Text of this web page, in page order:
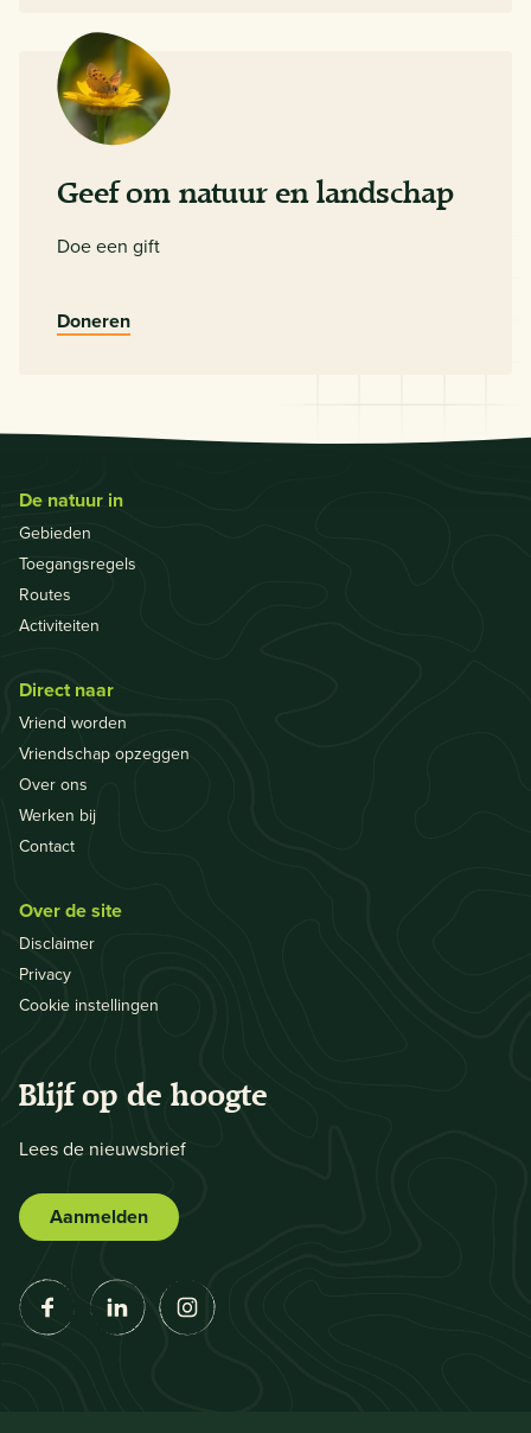
Geef om natuur en landschap
Doe een gift
Doneren
De natuur in
Gebieden
Toegangsregels
Routes
Activiteiten
Direct naar
Vriend worden
Vriendschap opzeggen
Over ons
Werken bij
Contact
Over de site
Disclaimer
Privacy
Cookie instellingen
Blijf op de hoogte
Lees de nieuwsbrief
Aanmelden